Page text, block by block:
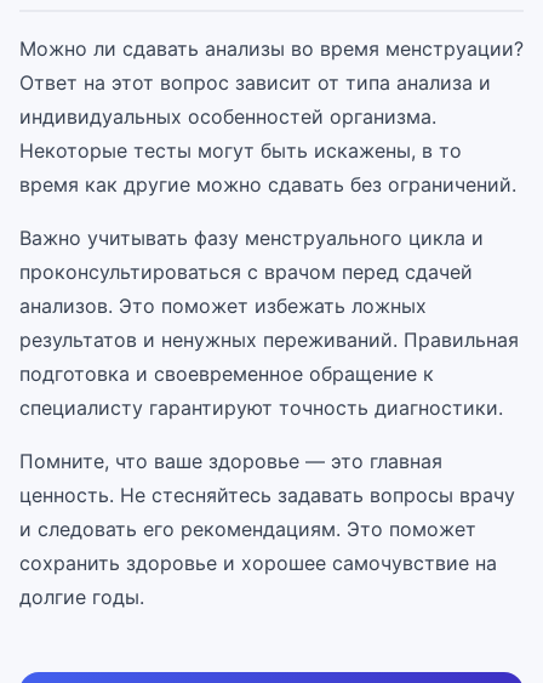
Можно ли сдавать анализы во время менструации?
Ответ на этот вопрос зависит от типа анализа и
индивидуальных особенностей организма.
Некоторые тесты могут быть искажены, в то
время как другие можно сдавать без ограничений.
Важно учитывать фазу менструального цикла и
проконсультироваться с врачом перед сдачей
анализов. Это поможет избежать ложных
результатов и ненужных переживаний. Правильная
подготовка и своевременное обращение к
специалисту гарантируют точность диагностики.
Помните, что ваше здоровье — это главная
ценность. Не стесняйтесь задавать вопросы врачу
и следовать его рекомендациям. Это поможет
сохранить здоровье и хорошее самочувствие на
долгие годы.